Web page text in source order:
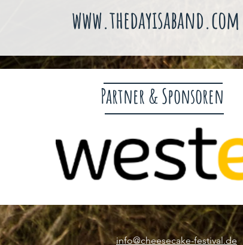
www.thedayisaband.com
Partner & Sponsoren
info@cheesecake-festival.de